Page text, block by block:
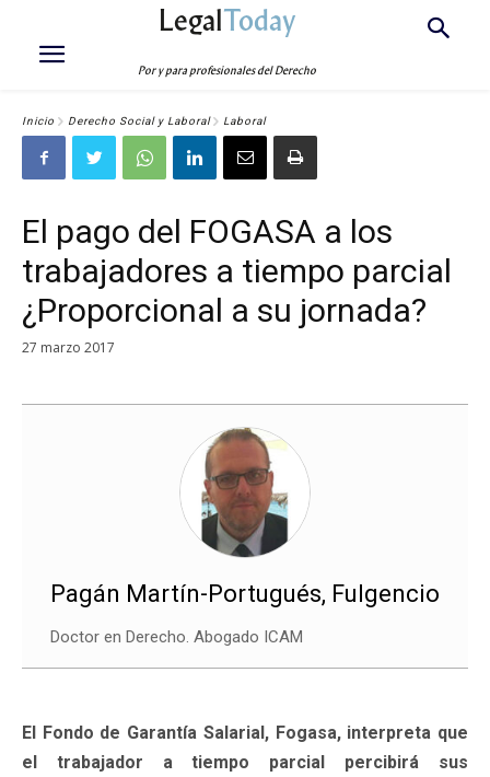
LegalToday
Por y para profesionales del Derecho
Inicio Derecho Social y Laboral Laboral
El pago del FOGASA a los
trabajadores a tiempo parcial
¿Proporcional a su jornada?
27 marzo 2017
Pagán Martín-Portugués, Fulgencio
Doctor en Derecho. Abogado ICAM
El Fondo de Garantía Salarial, Fogasa, interpreta que
el trabajador a tiempo parcial percibirá sus